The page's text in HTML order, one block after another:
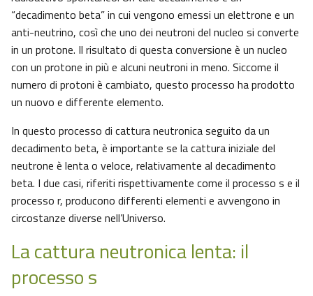
“decadimento beta” in cui vengono emessi un elettrone e un
anti-neutrino, così che uno dei neutroni del nucleo si converte
in un protone. Il risultato di questa conversione è un nucleo
con un protone in più e alcuni neutroni in meno. Siccome il
numero di protoni è cambiato, questo processo ha prodotto
un nuovo e differente elemento.
In questo processo di cattura neutronica seguito da un
decadimento beta, è importante se la cattura iniziale del
neutrone è lenta o veloce, relativamente al decadimento
beta. I due casi, riferiti rispettivamente come il processo s e il
processo r, producono differenti elementi e avvengono in
circostanze diverse nell’Universo.
La cattura neutronica lenta: il
processo s